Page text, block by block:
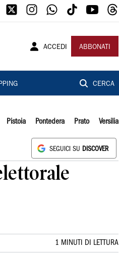
ACCEDI ABBONATI
CERCA
Pistoia Pontedera Prato Versilia
SEGUICI SU DISCOVER
1 MINUTI DI LETTURA